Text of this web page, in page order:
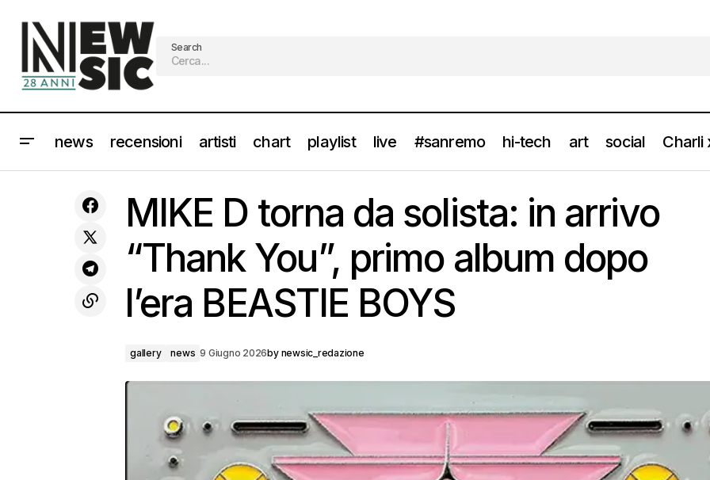
Search
news recensioni artisti chart playlist live #sanremo hi-tech art social Charli
diventa opera multidisciplinare tra
teatro, musica e memoria
MIKE D torna da solista: in arrivo “Thank You”, primo album dopo
MIKE D torna da solista: in arrivo
“Thank You”, primo album dopo
l’era BEASTIE BOYS
gallery news 9 Giugno 2026by newsic_redazione